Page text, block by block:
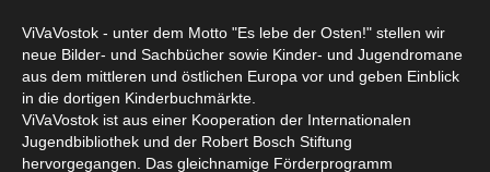
ViVaVostok - unter dem Motto "Es lebe der Osten!" stellen wir
neue Bilder- und Sachbücher sowie Kinder- und Jugendromane
aus dem mittleren und östlichen Europa vor und geben Einblick
in die dortigen Kinderbuchmärkte.
ViVaVostok ist aus einer Kooperation der Internationalen
Jugendbibliothek und der Robert Bosch Stiftung
hervorgegangen. Das gleichnamige Förderprogramm